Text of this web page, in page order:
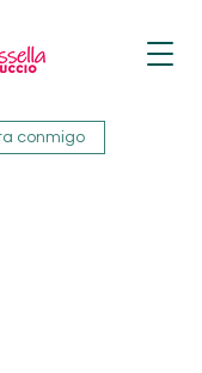
conmigo